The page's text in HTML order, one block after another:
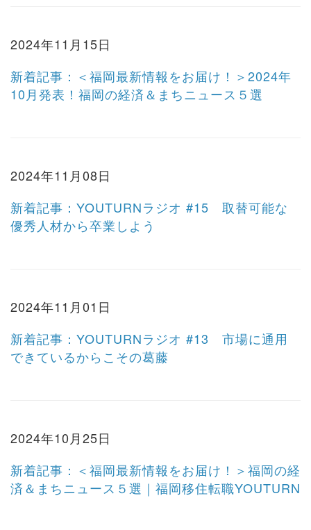
2024年11月15日
新着記事：＜福岡最新情報をお届け！＞2024年
10月発表！福岡の経済＆まちニュース５選
2024年11月08日
新着記事：YOUTURNラジオ #15 取替可能な
優秀人材から卒業しよう
2024年11月01日
新着記事：YOUTURNラジオ #13 市場に通用
できているからこその葛藤
2024年10月25日
新着記事：＜福岡最新情報をお届け！＞福岡の経
済＆まちニュース５選｜福岡移住転職YOUTURN